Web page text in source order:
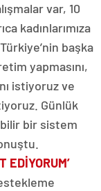
var, 10
kadınlarımıza
başka
yapmasını,
istiyoruz ve
Günlük
bir sistem
EDİYORUM’